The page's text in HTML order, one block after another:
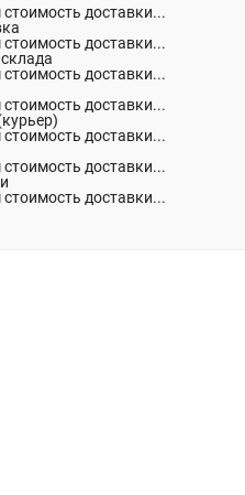
доставки...
доставки...
доставки...
доставки...
доставки...
доставки...
доставки...